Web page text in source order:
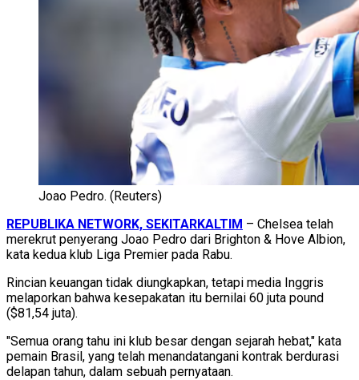
Joao Pedro. (Reuters)
REPUBLIKA NETWORK, SEKITARKALTIM – Chelsea telah
merekrut penyerang Joao Pedro dari Brighton & Hove Albion,
kata kedua klub Liga Premier pada Rabu.
Rincian keuangan tidak diungkapkan, tetapi media Inggris
melaporkan bahwa kesepakatan itu bernilai 60 juta pound
($81,54 juta).
"Semua orang tahu ini klub besar dengan sejarah hebat," kata
pemain Brasil, yang telah menandatangani kontrak berdurasi
delapan tahun, dalam sebuah pernyataan.